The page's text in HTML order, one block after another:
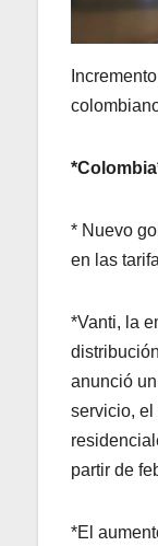
* Nuevo
en las
*Vanti, la
anunció
servicio, el
partir de
*El